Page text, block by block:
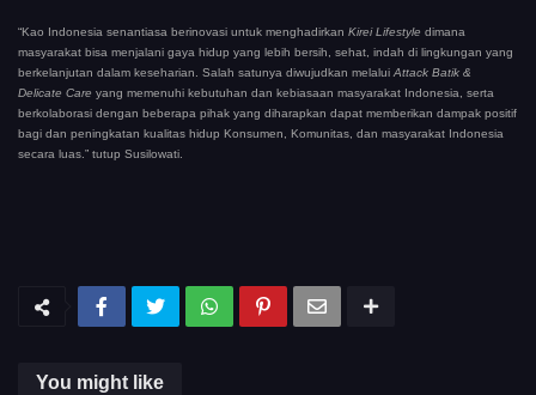
“Kao Indonesia senantiasa berinovasi untuk menghadirkan Kirei Lifestyle dimana
masyarakat bisa menjalani gaya hidup yang lebih bersih, sehat, indah di lingkungan yang
berkelanjutan dalam keseharian. Salah satunya diwujudkan melaluiAttack Batik &
Delicate Care yang memenuhi kebutuhan dan kebiasaan masyarakat Indonesia, serta
berkolaborasi dengan beberapa pihak yang diharapkan dapat memberikan dampak positif
bagi dan peningkatan kualitas hidup Konsumen, Komunitas, dan masyarakat Indonesia
secara luas.” tutup Susilowati.
You might like